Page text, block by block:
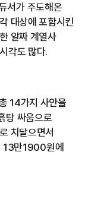
서가 주도해온
대상에 포함시킨
알짜 계열사
각도 많다.
14가지 사안을
탕 싸움으로
치달으면서
13만1900원에